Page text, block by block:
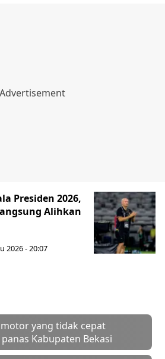
Presiden 2026,
Alihkan
2026 - 20:07
yang tidak cepat
Kabupaten Bekasi